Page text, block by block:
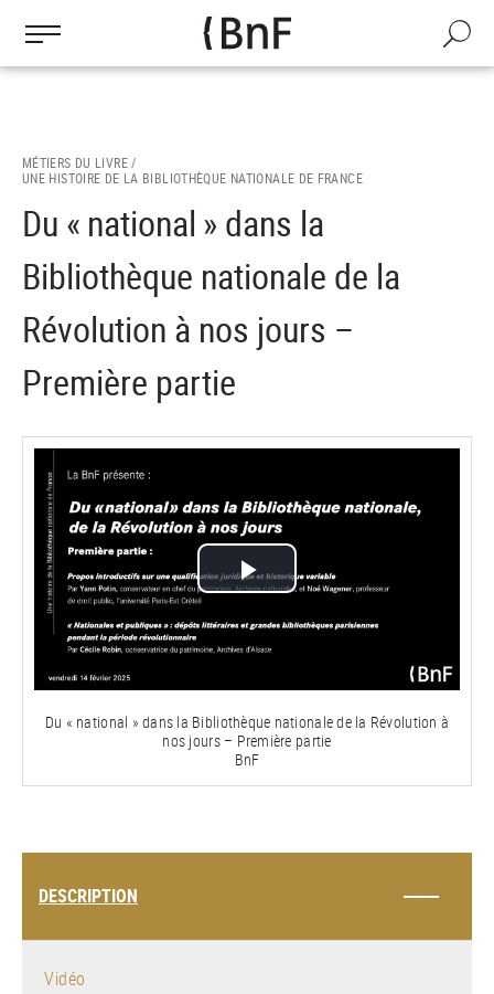
contenu
Recherche
MÉTIERS DU LIVRE /
UNE HISTOIRE DE LA BIBLIOTHÈQUE NATIONALE DE FRANCE
Du « national » dans la
Bibliothèque nationale de la
Révolution à nos jours –
Première partie
Lire
la
vidéo
Du « national » dans la Bibliothèque nationale de la Révolution à
nos jours – Première partie
BnF
DESCRIPTION
Vidéo